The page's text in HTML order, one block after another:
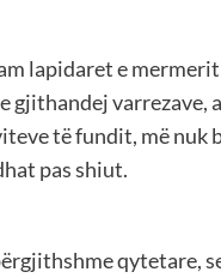
lapidaret e
varrezave,
të fundit, më nuk
pas shiut.
qytetare,